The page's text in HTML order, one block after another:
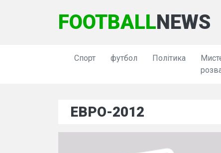
FOOTBALLNEWS
Спорт футбол Політика
ЕВРО-2012